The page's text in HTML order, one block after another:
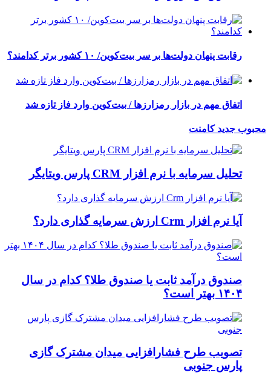
رقابت پنهان دولت‌ها بر سر بیت‌کوین/ ۱۰ کشور برتر کدامند؟
اتفاق مهم در بازار رمزارزها / بیت‌کوین وارد فاز تازه شد
محبوب جدیدکامنت
تحلیل سرمایه با نرم افزار CRM پارس ویتایگر
آیا نرم افزار Crm ارزش سرمایه گذاری دارد؟
صندوق درآمد ثابت یا صندوق طلا؟ کدام در سال
۱۴۰۴ بهتر است؟
تصویب طرح فشارافزایی میدان مشترک گازی
پارس جنوبی